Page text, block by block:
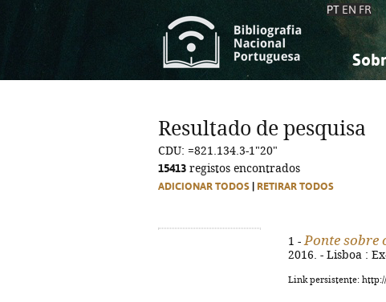
PT EN FR
Resultado de pesquisa
CDU: =821.134.3-1"20"
15413 registos encontrados
ADICIONAR TODOS RETIRAR TODOS
1 - Ponte sobre
2016. - Lisboa :
Link persistente: